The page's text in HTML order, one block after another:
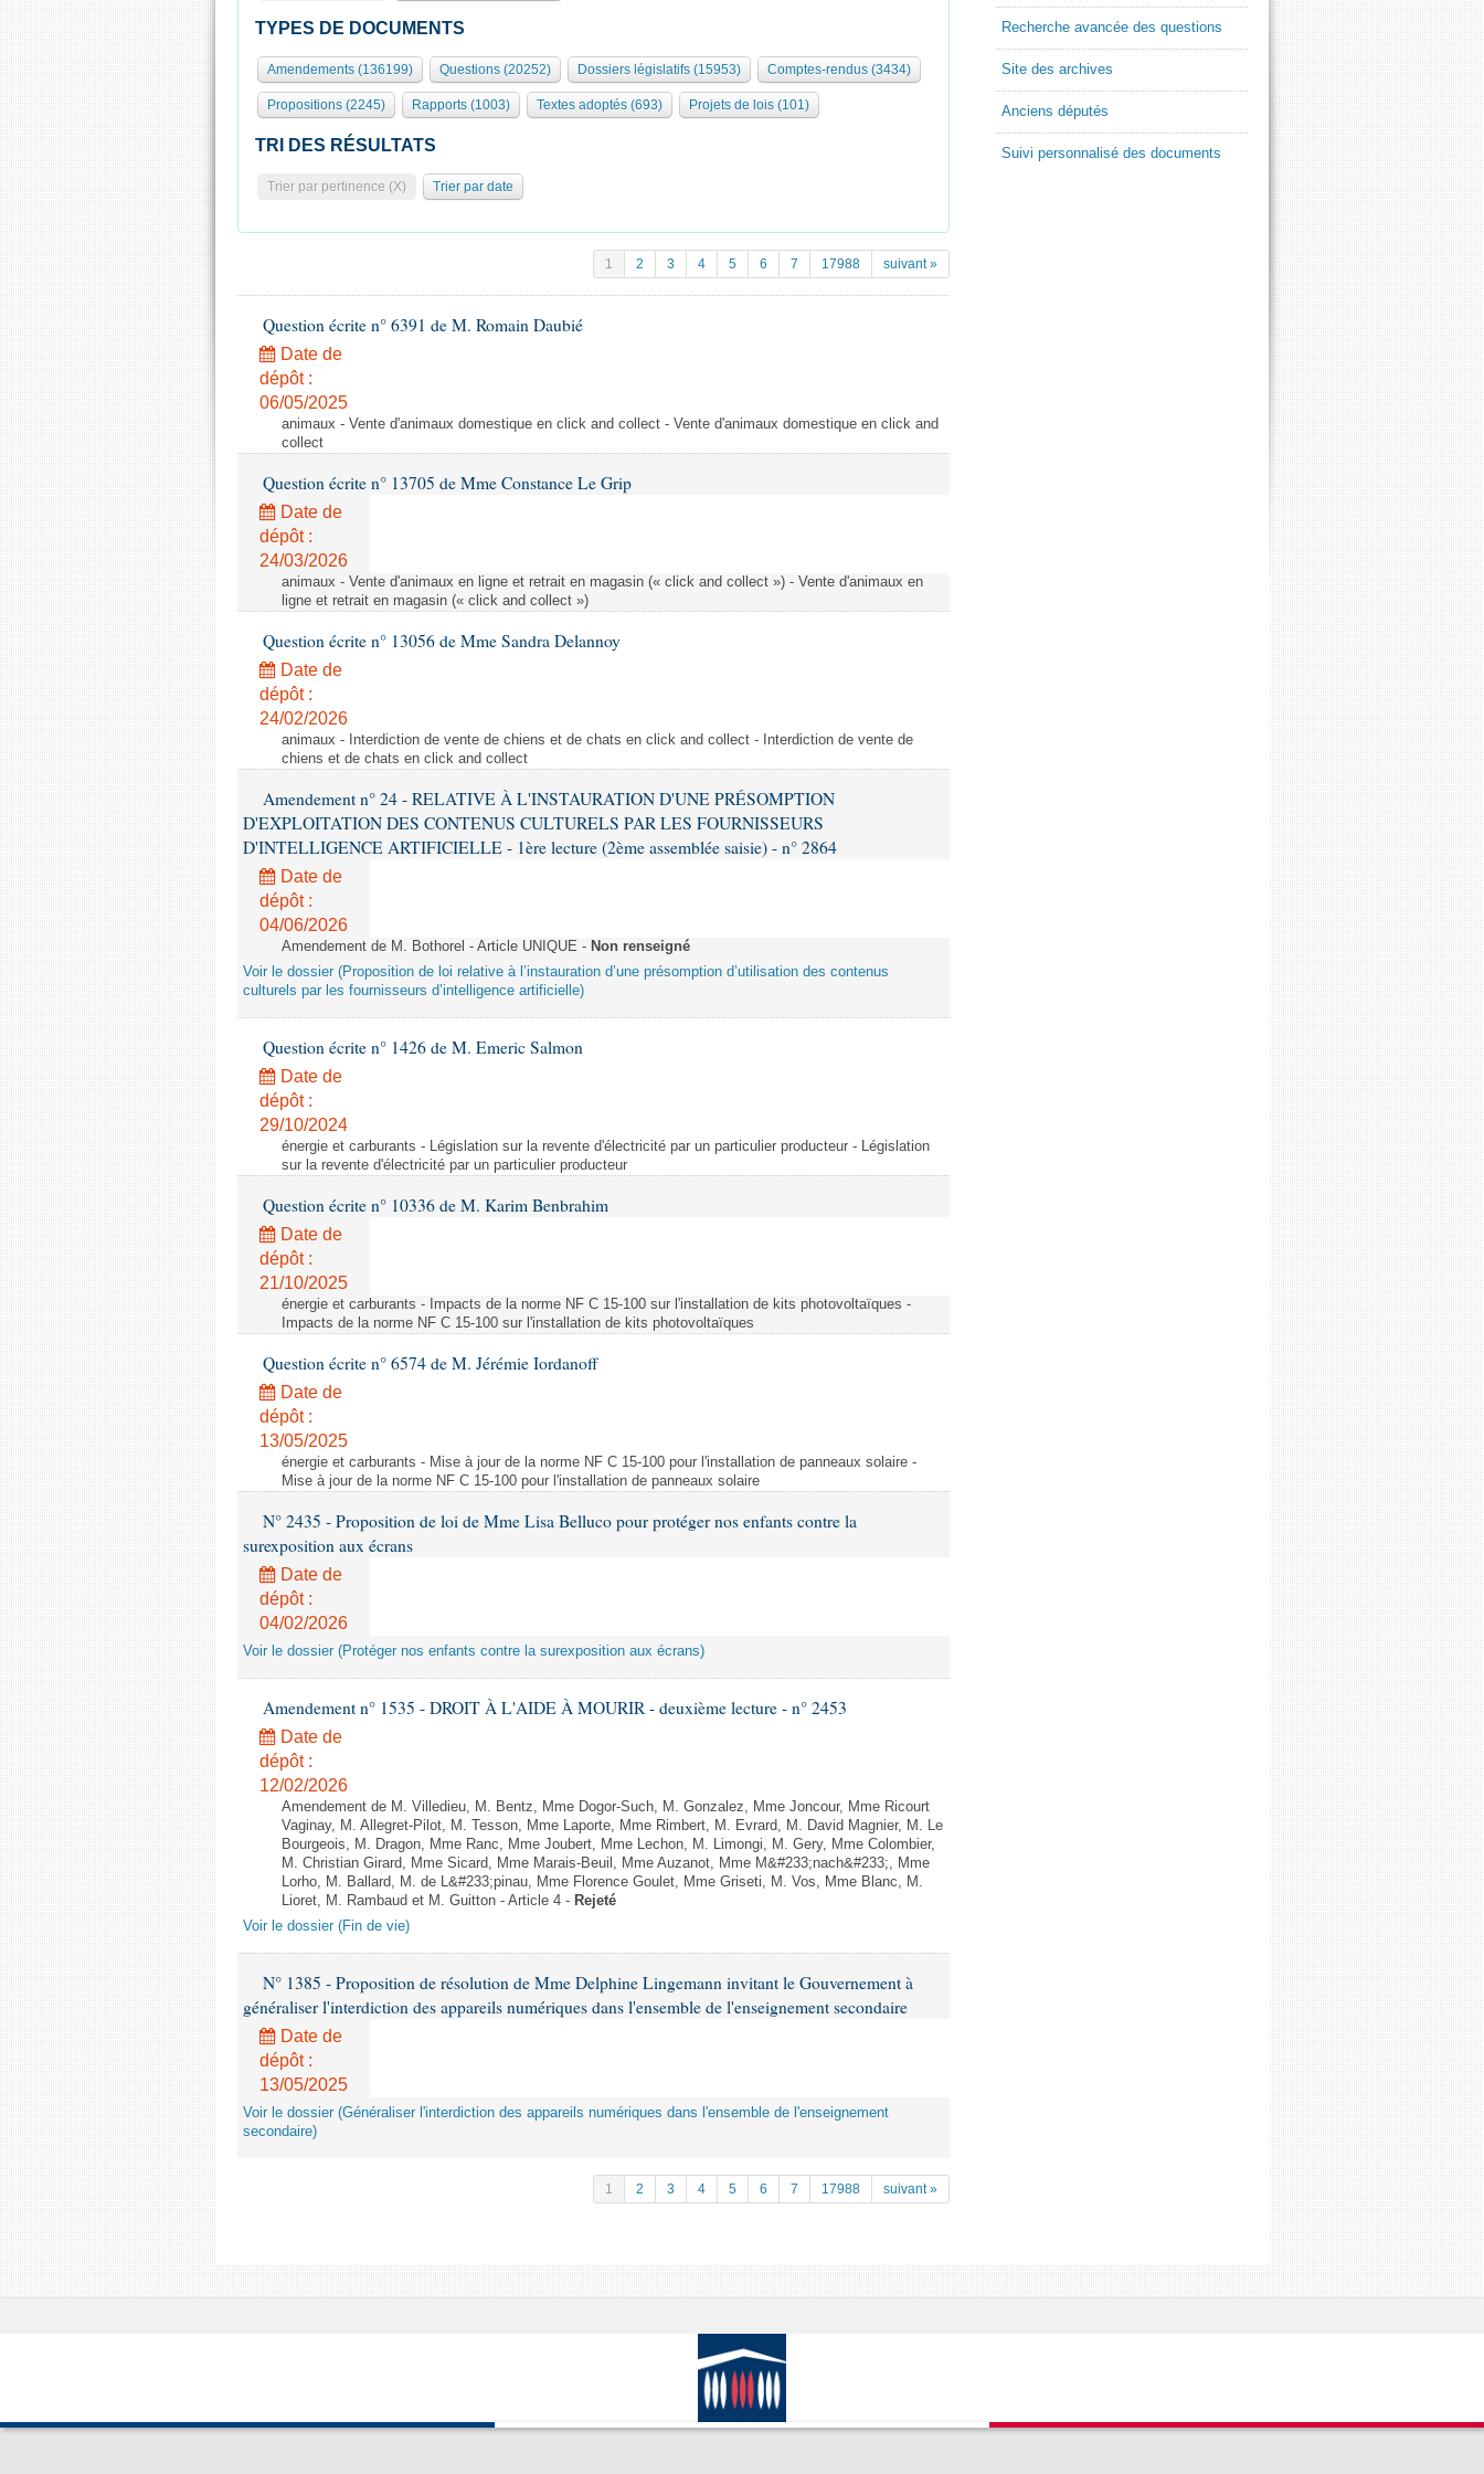
TYPES DE DOCUMENTS
Amendements (136199) Questions (20252) Dossiers législatifs (15953) Comptes-rendus (3434)
Propositions (2245) Rapports (1003) Textes adoptés (693) Projets de lois (101)
TRI DES RÉSULTATS
Trier par pertinence (X) Trier par date
1 2 3 4 5 6 7 17988 suivant »
Question écrite n° 6391 de M. Romain Daubié
Date de
dépôt :
06/05/2025
animaux - Vente d'animaux domestique en click and collect - Vente d'animaux domestique en click and
collect
Question écrite n° 13705 de Mme Constance Le Grip
Date de
dépôt :
24/03/2026
animaux - Vente d'animaux en ligne et retrait en magasin (« click and collect ») - Vente d'animaux en
ligne et retrait en magasin (« click and collect »)
Question écrite n° 13056 de Mme Sandra Delannoy
Date de
dépôt :
24/02/2026
animaux - Interdiction de vente de chiens et de chats en click and collect - Interdiction de vente de
chiens et de chats en click and collect
Amendement n° 24 - RELATIVE À L'INSTAURATION D'UNE PRÉSOMPTION
D'EXPLOITATION DES CONTENUS CULTURELS PAR LES FOURNISSEURS
D'INTELLIGENCE ARTIFICIELLE - 1ère lecture (2ème assemblée saisie) - n° 2864
Date de
dépôt :
04/06/2026
Amendement de M. Bothorel - Article UNIQUE - Non renseigné
Voir le dossier (Proposition de loi relative à l’instauration d’une présomption d’utilisation des contenus
culturels par les fournisseurs d’intelligence artificielle)
Question écrite n° 1426 de M. Emeric Salmon
Date de
dépôt :
29/10/2024
énergie et carburants - Législation sur la revente d'électricité par un particulier producteur - Législation
sur la revente d'électricité par un particulier producteur
Question écrite n° 10336 de M. Karim Benbrahim
Date de
dépôt :
21/10/2025
énergie et carburants - Impacts de la norme NF C 15-100 sur l'installation de kits photovoltaïques -
Impacts de la norme NF C 15-100 sur l'installation de kits photovoltaïques
Question écrite n° 6574 de M. Jérémie Iordanoff
Date de
dépôt :
13/05/2025
énergie et carburants - Mise à jour de la norme NF C 15-100 pour l'installation de panneaux solaire -
Mise à jour de la norme NF C 15-100 pour l'installation de panneaux solaire
N° 2435 - Proposition de loi de Mme Lisa Belluco pour protéger nos enfants contre la
surexposition aux écrans
Date de
dépôt :
04/02/2026
Voir le dossier (Protéger nos enfants contre la surexposition aux écrans)
Amendement n° 1535 - DROIT À L'AIDE À MOURIR - deuxième lecture - n° 2453
Date de
dépôt :
12/02/2026
Amendement de M. Villedieu, M. Bentz, Mme Dogor-Such, M. Gonzalez, Mme Joncour, Mme Ricourt
Vaginay, M. Allegret-Pilot, M. Tesson, Mme Laporte, Mme Rimbert, M. Evrard, M. David Magnier, M. Le
Bourgeois, M. Dragon, Mme Ranc, Mme Joubert, Mme Lechon, M. Limongi, M. Gery, Mme Colombier,
M. Christian Girard, Mme Sicard, Mme Marais-Beuil, Mme Auzanot, Mme M&#233;nach&#233;, Mme
Lorho, M. Ballard, M. de L&#233;pinau, Mme Florence Goulet, Mme Griseti, M. Vos, Mme Blanc, M.
Lioret, M. Rambaud et M. Guitton - Article 4 - Rejeté
Voir le dossier (Fin de vie)
N° 1385 - Proposition de résolution de Mme Delphine Lingemann invitant le Gouvernement à
généraliser l'interdiction des appareils numériques dans l'ensemble de l'enseignement secondaire
Date de
dépôt :
13/05/2025
Voir le dossier (Généraliser l'interdiction des appareils numériques dans l'ensemble de l'enseignement
secondaire)
1 2 3 4 5 6 7 17988 suivant »
Recherche avancée des questions
Site des archives
Anciens députés
Suivi personnalisé des documents